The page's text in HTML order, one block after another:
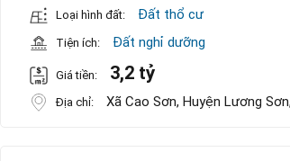
Loại hình đất: Đất thổ cư
Tiện ích: Đất nghỉ dưỡng
Giá tiền: 3,2 tỷ
Địa chỉ: Xã Cao Sơn, Huyện Lương